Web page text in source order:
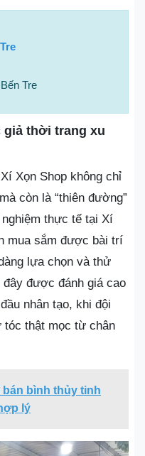
Tre
giả thời trang xu
Xọn Shop không chỉ
còn là “thiên đường”
thực tế tại Xí
mua sắm được bài trí
lựa chọn và thử
được đánh giá cao
nhân tạo, khi đội
tóc thật mọc từ chân
bán bình thủy tinh
lý